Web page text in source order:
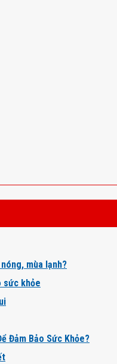
mùa lạnh?
sức khỏe
Đảm Bảo Sức Khỏe?